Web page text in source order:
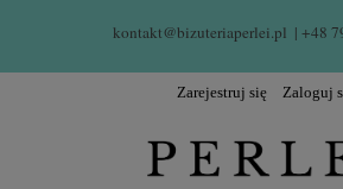
kontakt@bizuteriaperlei.pl | +48
Zarejestruj się Zaloguj